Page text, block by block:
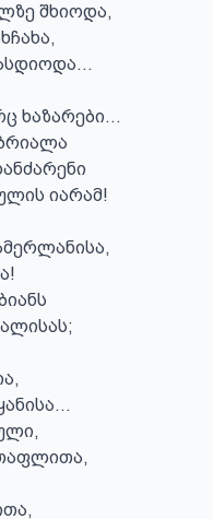
შხიოდა,
ხაზარები...
იარამ!